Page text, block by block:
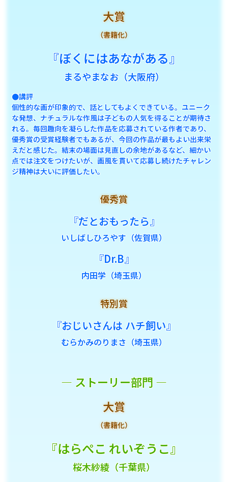
大賞
（書籍化）
『ぼくにはあながある』
まるやまなお（大阪府）
●講評
個性的な画が印象的で、話としてもよくできている。ユニーク
な発想、ナチュラルな作風は子どもの人気を得ることが期待さ
れる。毎回趣向を凝らした作品を応募されている作者であり、
優秀賞の受賞経験者でもあるが、今回の作品が最もよい出来栄
えだと感じた。結末の場面は見直しの余地があるなど、細かい
点では注文をつけたいが、画風を貫いて応募し続けたチャレン
ジ精神は大いに評価したい。
優秀賞
『だとおもったら』
いしばしひろやす（佐賀県）
『Dr.B』
内田学（埼玉県）
特別賞
『おじいさんは ハチ飼い』
むらかみのりまさ（埼玉県）
― ストーリー部門 ―
大賞
（書籍化）
『はらぺこ れいぞうこ』
桜木紗綾（千葉県）